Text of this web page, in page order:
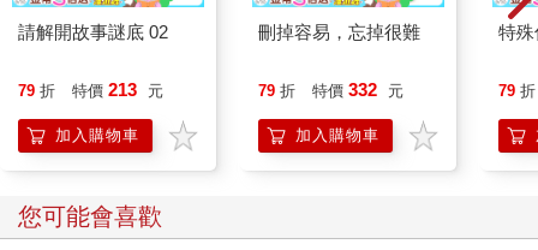
請解開故事謎底 02
79 折 特價 213 元
加入購物車
刪掉容易，忘掉很難
79 折 特價 332 元
加入購物車
特
79 折
您可能會喜歡